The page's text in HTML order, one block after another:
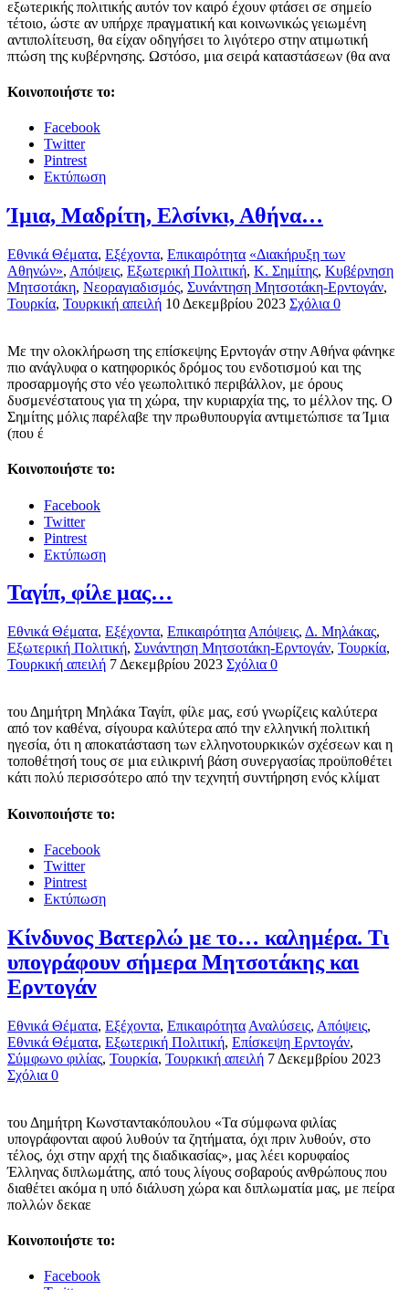
εξωτερικής πολιτικής αυτόν τον καιρό έχουν φτάσει σε σημείο
τέτοιο, ώστε αν υπήρχε πραγματική και κοινωνικώς γειωμένη
αντιπολίτευση, θα είχαν οδηγήσει το λιγότερο στην ατιμωτική
πτώση της κυβέρνησης. Ωστόσο, μια σειρά καταστάσεων (θα ανα
Κοινοποιήστε το:
Facebook
Twitter
Pintrest
Εκτύπωση
Ίμια, Μαδρίτη, Ελσίνκι, Αθήνα…
Εθνικά Θέματα, Εξέχοντα, Επικαιρότητα «Διακήρυξη των
Αθηνών», Απόψεις, Εξωτερική Πολιτική, Κ. Σημίτης, Κυβέρνηση
Μητσοτάκη, Νεοραγιαδισμός, Συνάντηση Μητσοτάκη-Ερντογάν,
Τουρκία, Τουρκική απειλή 10 Δεκεμβρίου 2023 Σχόλια 0
Με την ολοκλήρωση της επίσκεψης Ερντογάν στην Αθήνα φάνηκε
πιο ανάγλυφα ο κατηφορικός δρόμος του ενδοτισμού και της
προσαρμογής στο νέο γεωπολιτικό περιβάλλον, με όρους
δυσμενέστατους για τη χώρα, την κυριαρχία της, το μέλλον της. Ο
Σημίτης μόλις παρέλαβε την πρωθυπουργία αντιμετώπισε τα Ίμια
(που έ
Κοινοποιήστε το:
Facebook
Twitter
Pintrest
Εκτύπωση
Ταγίπ, φίλε μας…
Εθνικά Θέματα, Εξέχοντα, Επικαιρότητα Απόψεις, Δ. Μηλάκας,
Εξωτερική Πολιτική, Συνάντηση Μητσοτάκη-Ερντογάν, Τουρκία,
Τουρκική απειλή 7 Δεκεμβρίου 2023 Σχόλια 0
του Δημήτρη Μηλάκα Ταγίπ, φίλε μας, εσύ γνωρίζεις καλύτερα
από τον καθένα, σίγουρα καλύτερα από την ελληνική πολιτική
ηγεσία, ότι η αποκατάσταση των ελληνοτουρκικών σχέσεων και η
τοποθέτησή τους σε μια ειλικρινή βάση συνεργασίας προϋποθέτει
κάτι πολύ περισσότερο από την τεχνητή συντήρηση ενός κλίματ
Κοινοποιήστε το:
Facebook
Twitter
Pintrest
Εκτύπωση
Κίνδυνος Βατερλώ με το… καλημέρα. Τι
υπογράφουν σήμερα Μητσοτάκης και
Ερντογάν
Εθνικά Θέματα, Εξέχοντα, Επικαιρότητα Αναλύσεις, Απόψεις,
Εθνικά Θέματα, Εξωτερική Πολιτική, Επίσκεψη Ερντογάν,
Σύμφωνο φιλίας, Τουρκία, Τουρκική απειλή 7 Δεκεμβρίου 2023
Σχόλια 0
του Δημήτρη Κωνσταντακόπουλου «Τα σύμφωνα φιλίας
υπογράφονται αφού λυθούν τα ζητήματα, όχι πριν λυθούν, στο
τέλος, όχι στην αρχή της διαδικασίας», μας λέει κορυφαίος
Έλληνας διπλωμάτης, από τους λίγους σοβαρούς ανθρώπους που
διαθέτει ακόμα η υπό διάλυση χώρα και διπλωματία μας, με πείρα
πολλών δεκαε
Κοινοποιήστε το:
Facebook